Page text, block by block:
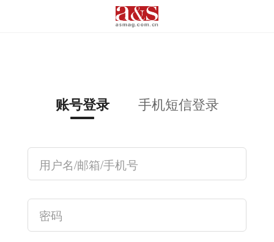
账号登录 手机短信登录